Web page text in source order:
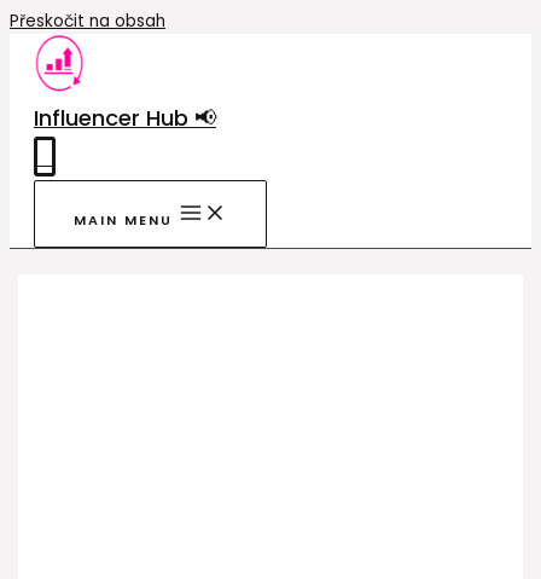
Přeskočit na obsah
Influencer Hub 📢
MAIN MENU